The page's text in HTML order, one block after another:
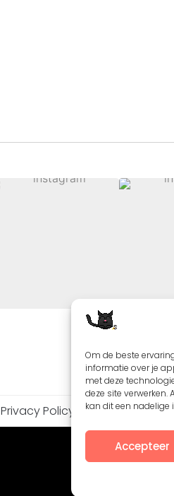
Om de beste
informatie over je
met deze
deze site
kan dit een
Accepteer
Privacy Policy